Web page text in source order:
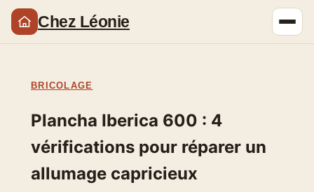
Chez Léonie
BRICOLAGE
Plancha Iberica 600 : 4
vérifications pour réparer un
allumage capricieux